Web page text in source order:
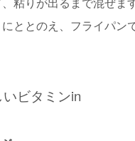
ととのえ、フライパン
ビタミンin